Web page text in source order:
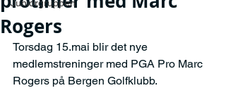
Juniorgruppen
Rogers
Torsdag 15.mai blir det nye
medlemstreninger med PGA Pro Marc
Rogers på Bergen Golfklubb.